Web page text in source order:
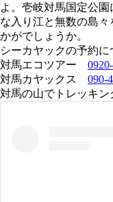
よ。壱岐対馬国定公
な入り江と無数の島
かがでしょうか。
シーカヤックの予約に
対馬エコツアー
対馬カヤックス 090-
対馬の山でトレッキン